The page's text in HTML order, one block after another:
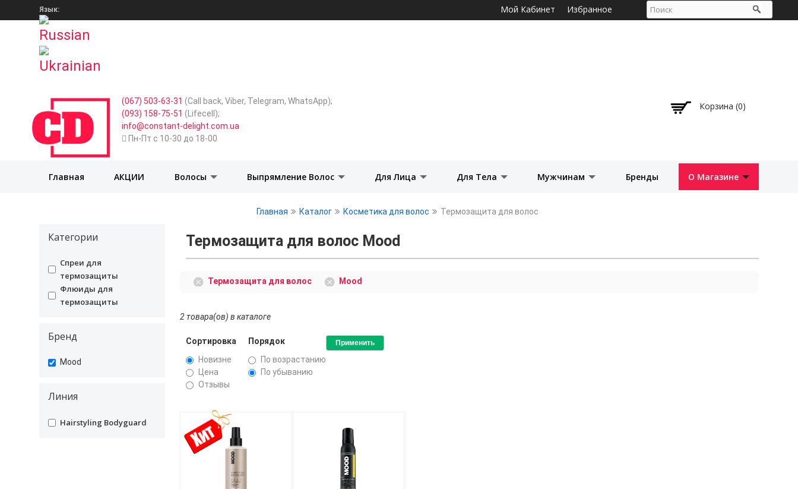
основному
Язык: Мой Кабинет Избранное
(067) 503-63-31 (Call back, Viber, Telegram, WhatsApp);
(093) 158-75-51 (Lifecell);
info@constant-delight.com.ua
Пн-Пт с 10-30 до 18-00
Корзина (0)
Главная АКЦИИ Волосы Выпрямление Волос Для Лица Для Тела Мужчинам Бренды О Магазине
Главная Каталог Косметика для волос Термозащита для волос
Категории
undefined
Спреи для
термозащиты
undefined
Флюиды для
термозащиты
Бренд
undefined
Mood
Линия
undefined
Hairstyling Bodyguard
Термозащита для волос Mood
Термозащита для волос Mood
2 товара(ов) в каталоге
Сортировка
Новизне
Цена
Отзывы
Порядок
По возрастанию
По убыванию